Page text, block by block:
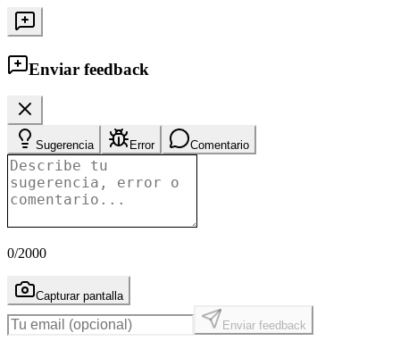
Enviar feedback
Sugerencia Error Comentario
0/2000
Capturar pantalla
Enviar feedback